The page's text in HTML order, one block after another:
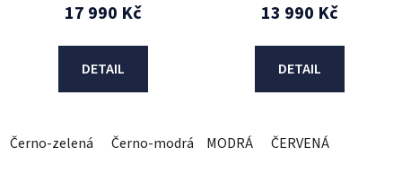
17 990 Kč
DETAIL
Černo-zelená Černo-modrá Černo-červená
13 990 Kč
DETAIL
MODRÁ ČERVENÁ